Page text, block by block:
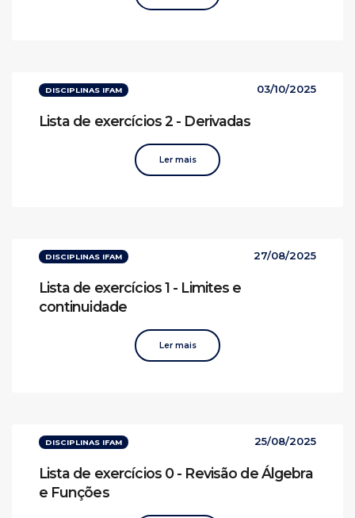
DISCIPLINAS IFAM 03/10/2025
Lista de exercícios 2 - Derivadas
Ler mais
DISCIPLINAS IFAM 27/08/2025
Lista de exercícios 1 - Limites e
continuidade
Ler mais
DISCIPLINAS IFAM 25/08/2025
Lista de exercícios 0 - Revisão de Álgebra
e Funções